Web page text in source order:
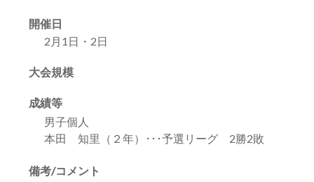
開催日
2月1日・2日
大会規模
成績等
男子個人
本田 知里（２年）･･･予選リーグ 2勝2敗
備考/コメント